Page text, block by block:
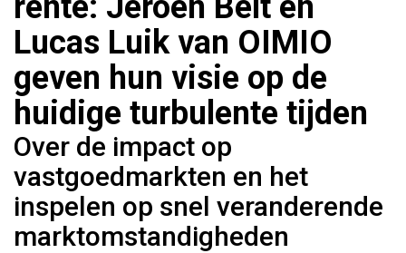
Lucas Luik van OIMIO
geven hun visie op de
huidige turbulente tijden
Over de impact op
vastgoedmarkten en het
inspelen op snel veranderende
marktomstandigheden